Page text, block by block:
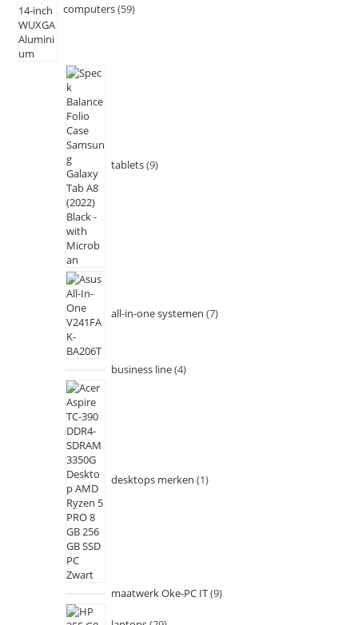
computers 59
tablets 9
all-in-one systemen 7
business line 4
desktops merken 1
maatwerk Oke-PC IT 9